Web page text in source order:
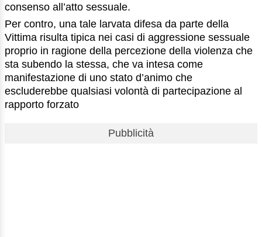
consenso all’atto sessuale.
Per contro, una tale larvata difesa da parte della
Vittima risulta tipica nei casi di aggressione sessuale
proprio in ragione della percezione della violenza che
sta subendo la stessa, che va intesa come
manifestazione di uno stato d’animo che
escluderebbe qualsiasi volontà di partecipazione al
rapporto forzato
Pubblicità